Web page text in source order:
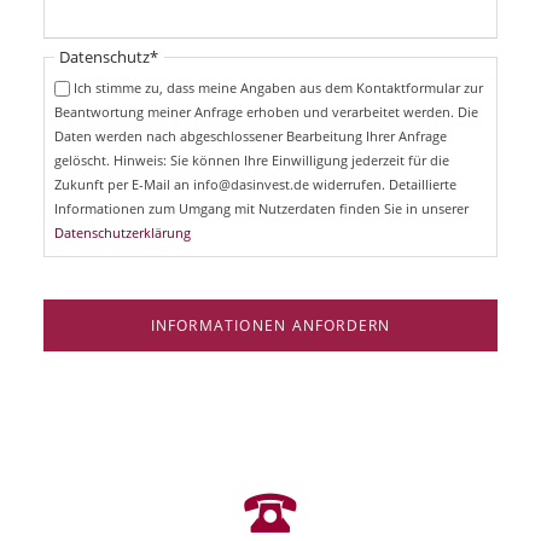
t
f
i
Pflichtfeld
Datenschutz*
Ich stimme zu, dass meine Angaben aus dem Kontaktformular zur
Beantwortung meiner Anfrage erhoben und verarbeitet werden. Die
Daten werden nach abgeschlossener Bearbeitung Ihrer Anfrage
gelöscht. Hinweis: Sie können Ihre Einwilligung jederzeit für die
Zukunft per E-Mail an info@dasinvest.de widerrufen. Detaillierte
Informationen zum Umgang mit Nutzerdaten finden Sie in unserer
Datenschutzerklärung
INFORMATIONEN ANFORDERN